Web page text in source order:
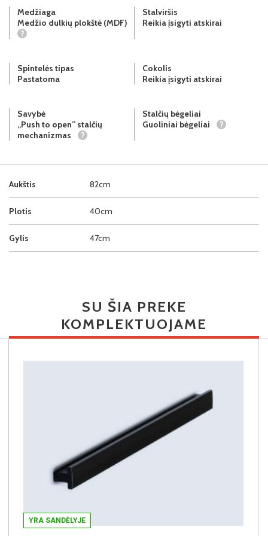
Aukštis 82cm
Plotis 40cm
Gylis 47cm
Medžiaga
Medžio dulkių plokštė (MDF)
?
Stalviršis
Reikia įsigyti atskirai
Spintelės tipas
Pastatoma
Cokolis
Reikia įsigyti atskirai
Savybė
„Push to open” stalčių
mechanizmas
?
Stalčių bėgeliai
Guoliniai bėgeliai
?
SU ŠIA PREKE
KOMPLEKTUOJAME
YRA SANDĖLYJE